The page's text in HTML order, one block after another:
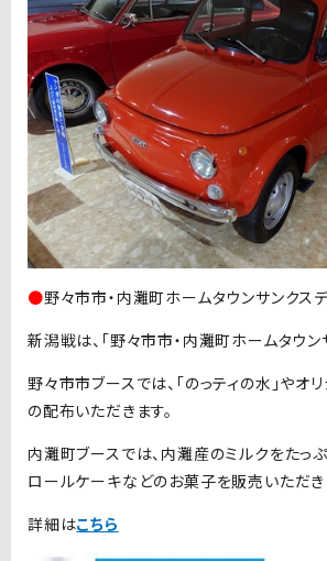
●野々市市・内灘町ホームタウンサンクス
新潟戦は、「野々市市・内灘町ホームタウン
野々市市ブースでは、「のっティの水」やオ
の配布いただきます。
内灘町ブースでは、内灘産のミルクをたっ
ロールケーキなどのお菓子を販売いただき
詳細はこちら